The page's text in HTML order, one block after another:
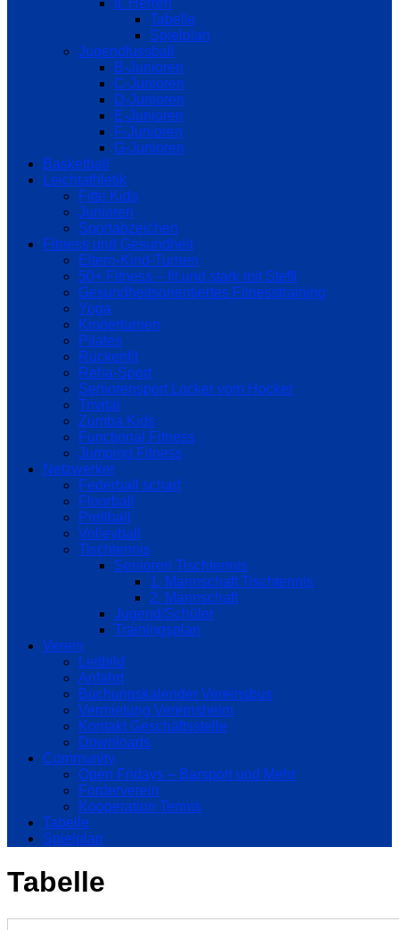
II. Herren
Tabelle
Spielplan
Jugendfussball
B-Junioren
C-Junioren
D-Junioren
E-Junioren
F-Junioren
G-Junioren
Basketball
Leichtathletik
Fitte Kids
Junioren
Sportabzeichen
Fitness und Gesundheit
Eltern-Kind-Turnen
50+ Fitness – fit und stark mit Steffi
Gesundheitsorientiertes Fitnesstraining
Yoga
Kinderturnen
Pilates
Rückenfit
Reha-Sport
Seniorensport Locker vom Hocker
Trivital
Zumba Kids
Functional Fitness
Jumping Fitness
Netzwerker
Federball scharf
Floorball
Prellball
Volleyball
Tischtennis
Senioren Tischtennis
1. Mannschaft Tischtennis
2. Mannschaft
Jugend/Schüler
Trainingsplan
Verein
Leitbild
Anfahrt
Buchungskalender Vereinsbus
Vermietung Vereinsheim
Kontakt Geschäftsstelle
Downloads
Community
Open Fridays – Barsport und Mehr
Förderverein
Kooperation Tennis
Tabelle
Spielplan
Tabelle